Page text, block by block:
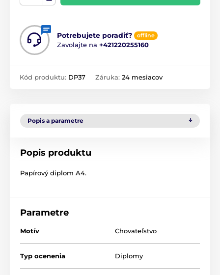
Potrebujete poradiť? offline
Zavolajte na +421220255160
Kód produktu: DP37 Záruka: 24 mesiacov
Popis a parametre
Popis produktu
Papírový diplom A4.
Parametre
Motív Chovateľstvo
Typ ocenenia Diplomy